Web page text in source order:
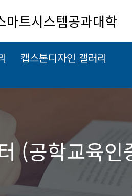
마트시스템공과대학
캡스톤디자인 갤러리
(공학교육인